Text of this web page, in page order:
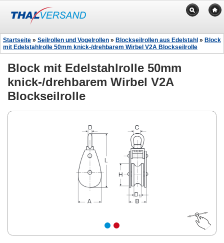
Startseite » Seilrollen und Vogelrollen » Blockseilrollen aus Edelstahl » Block
mit Edelstahlrolle 50mm knick-/drehbarem Wirbel V2A Blockseilrolle
Block mit Edelstahlrolle 50mm
knick-/drehbarem Wirbel V2A
Blockseilrolle